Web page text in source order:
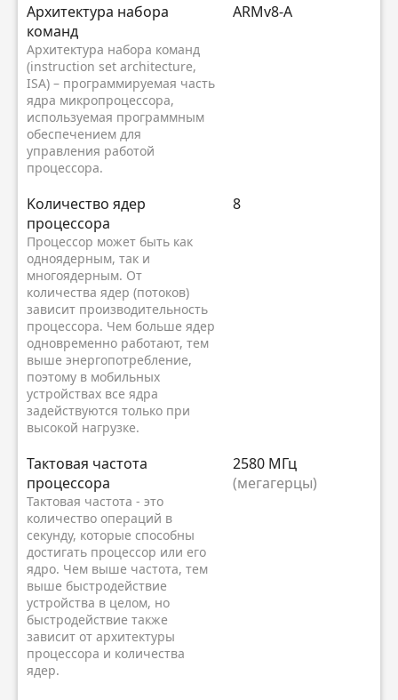
Архитектура набора
команд
Архитектура набора команд
(instruction set architecture,
ISA) – программируемая часть
ядра микропроцессора,
используемая программным
обеспечением для
управления работой
процессора.
ARMv8-A
Kоличество ядер
процессора
Процессор может быть как
одноядерным, так и
многоядерным. От
количества ядер (потоков)
зависит производительность
процессора. Чем больше ядер
одновременно работают, тем
выше энергопотребление,
поэтому в мобильных
устройствах все ядра
задействуются только при
высокой нагрузке.
8
Тактовая частота
процессора
Тактовая частота - это
количество операций в
секунду, которые способны
достигать процессор или его
ядро. Чем выше частота, тем
выше быстродействие
устройства в целом, но
быстродействие также
зависит от архитектуры
процессора и количества
ядер.
2580 МГц
(мегагерцы)